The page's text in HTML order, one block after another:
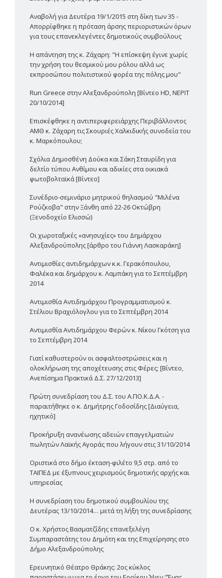
Αναβολή για Δευτέρα 19/1/2015 στη δίκη των 35 -
Απορρίφθηκε η πρόταση άρσης περιοριστικών όρων
για τους επανεκλεγέντες δημοτικούς συμβούλους
Η απάντηση της κ. Ζάχαρη: "Η επίσκεψη έγινε χωρίς
την χρήση του θεσμικού μου ρόλου αλλά ως
εκπροσώπου πολιτιστικού φορέα της πόλης μου"
Run Greece στην Αλεξανδρούπολη [Βίντεο HD, ΝΕΡΙΤ
20/10/2014]
Επισκέφθηκε η αντιπεριφερειάρχης Περιβάλλοντος
ΑΜΘ κ. Ζάχαρη τις Σκουριές Χαλκιδικής συνοδεία του
κ. Μαρκόπουλου;
Σχόλια Δημοσθένη Δούκα και Σάκη Σταυρίδη για
δελτίο τύπου Ανθίμου και αδικίες στα οικιακά
φωτοβολταϊκά [Βίντεο]
Συνέδριο-σεμινάριο μητρικού θηλασμού "Μιλένα
Ρούζκοβα" στην Ξάνθη από 22-26 Οκτώβρη
(Ξενοδοχείο Ελισσώ)
Οι χωροταξικές «ανησυχίες» του Δημάρχου
Αλεξανδρούπολης [άρθρο του Γιάννη Λασκαράκη]
Αντιμισθίες αντιδημάρχων κ.κ. Γερακόπουλου,
Φαλέκα και δημάρχου κ. Λαμπάκη για το Σεπτέμβρη
2014
Αντιμισθία Αντιδημάρχου Προγραμματισμού κ.
Στέλιου Βραχιόλογλου για το Σεπτέμβρη 2014
Αντιμισθία Αντιδημάρχου Φερών κ. Νίκου Γκότση για
το Σεπτέμβρη 2014
Γιατί καθυστερούν οι ασφαλτοστρώσεις και η
ολοκλήρωση της αποχέτευσης στις Φέρες; [Βίντεο,
Ανεπίσημα Πρακτικά Δ.Σ. 27/12/2013]
Πρώτη συνεδρίαση του Δ.Σ. του Α.ΠΟ.Κ.Δ.Α. -
παραιτήθηκε ο κ. Δημήτρης Γοδοσίδης [Διαύγεια,
ηχητικό]
Προκήρυξη ανανέωσης αδειών επαγγελματιών
πωλητών Λαϊκής Αγοράς που λήγουν στις 31/10/2014
Οριστικά στο δήμο έκταση-φιλέτο 9,5 στρ. από το
ΤΑΙΠΕΔ με έξυπνους χειρισμούς δημοτικής αρχής και
υπηρεσίας
Η συνεδρίαση του δημοτικού συμβουλίου της
Δευτέρας 13/10/2014… μετά τη λήξη της συνεδρίασης
Ο κ. Χρήστος Βασματζίδης επανεξελέγη
Συμπαραστάτης του Δημότη και της Επιχείρησης στο
Δήμο Αλεξανδρούπολης
Ερευνητικό Θέατρο Θράκης: 2ος κύκλος